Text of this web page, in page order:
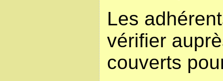
Les
vérifier
couverts